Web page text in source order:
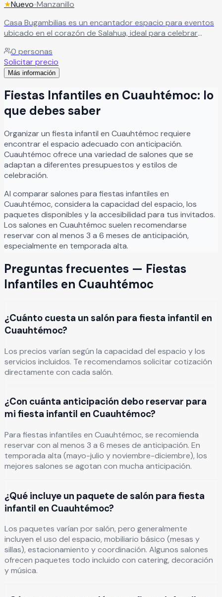
★Nuevo•Manzanillo
Casa Bugambilias es un encantador espacio para eventos
ubicado en el corazón de Salahua, ideal para celebrar
acogedor. El recinto cuenta con una amplia terraza frente
a hermosos jardines, creando el escenario perfecto para
bodas, XV años, aniversarios, cumpleaños, reuniones
Bugambilias cada evento se disfruta en un entorno lleno
de tranquilidad, belleza natural y excelente ambiente,
ofreciendo espacios ideales para compartir experiencias
0 personas
Solicitar precio
Más información
Fiestas Infantiles en Cuauhtémoc: lo
que debes saber
Organizarun fiesta infantil en Cuauhtémoc requiere
encontrar el espacio adecuado con anticipación.
Cuauhtémoc ofrece una variedad de salones que se
adaptan a diferentes presupuestos y estilos de
celebración.
Al comparar salones para fiestas infantiles en
Cuauhtémoc, considera la capacidad del espacio, los
paquetes disponibles y la accesibilidad para tus invitados.
Los salones en Cuauhtémoc suelen recomendarse
reservar con al menos 3 a 6 meses de anticipación,
especialmente en temporada alta.
Preguntas frecuentes — Fiestas
Infantiles en Cuauhtémoc
¿Cuánto cuesta un salón para fiesta infantil en
Cuauhtémoc?
Los precios varían según la capacidad del espacio y los
servicios incluidos. Te recomendamos solicitar cotización
directamente con cada salón.
¿Con cuánta anticipación debo reservar para
mi fiesta infantil en Cuauhtémoc?
Para fiestas infantiles en Cuauhtémoc, se recomienda
reservar con al menos 3 a 6 meses de anticipación. En
temporada alta (mayo-julio y noviembre-diciembre), los
mejores salones se agotan con mucha anticipación.
¿Qué incluye un paquete de salón para fiesta
infantil en Cuauhtémoc?
Los paquetes varían por salón, pero generalmente
incluyen el uso del espacio, mobiliario básico (mesas y
sillas), estacionamiento y coordinación. Algunos salones
ofrecen paquetes todo incluido con catering, decoración
y música.